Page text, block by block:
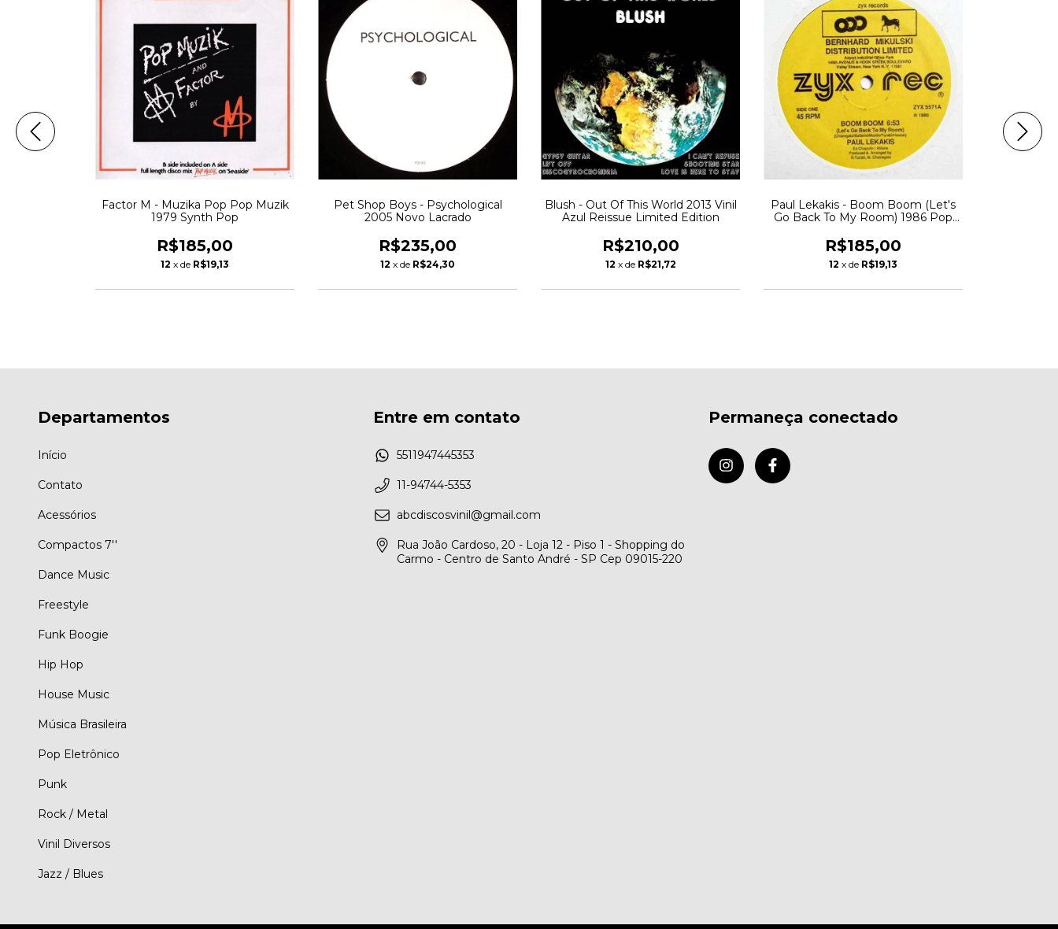
Factor M - Muzika Pop Pop Muzik
1979 Synth Pop
R$185,00
12 x de R$19,13
Pet Shop Boys - Psychological
2005 Novo Lacrado
R$235,00
12 x de R$24,30
Blush - Out Of This World 2013 Vinil
Azul Reissue Limited Edition
R$210,00
12 x de R$21,72
Paul Lekakis - Boom Boom (Let's
Go Back To My Room) 1986 Pop
R$185,00
12 x de R$19,13
Departamentos
Início
Contato
Acessórios
Compactos 7''
Dance Music
Freestyle
Funk Boogie
Hip Hop
House Music
Música Brasileira
Pop Eletrônico
Punk
Rock / Metal
Vinil Diversos
Jazz / Blues
Entre em contato
5511947445353
11-94744-5353
abcdiscosvinil@gmail.com
Rua João Cardoso, 20 - Loja 12 - Piso 1 - Shopping do
Carmo - Centro de Santo André - SP Cep 09015-220
Permaneça conectado